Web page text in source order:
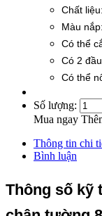
Chất
Màu
Có thể
Có 2
Có thể
Số lượng:
Mua ngay
Thông tin chi
Bình luận
Thông số kỹ